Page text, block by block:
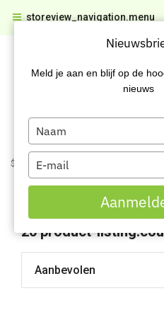
storeview_navigation.menu
$name $name
Afvalscheiding
20 product-
Meld je aan en blijf op de
nieuws
Type
your
name
Type
your
email